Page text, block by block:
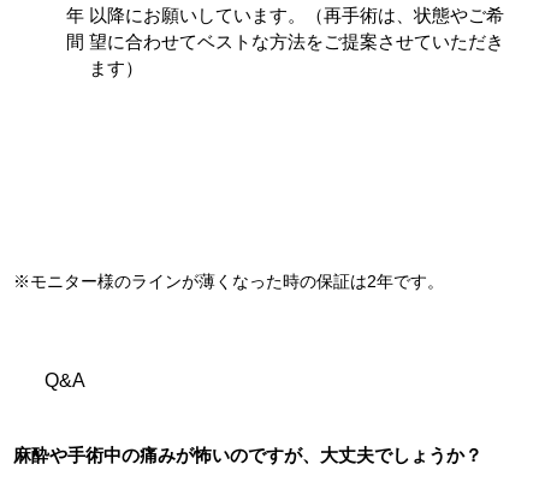
年
間
以降にお願いしています。（再手術は、状態やご希
望に合わせてベストな方法をご提案させていただき
ます）
※モニター様のラインが薄くなった時の保証は2年です。
Q&A
麻酔や手術中の痛みが怖いのですが、大丈夫でしょうか？